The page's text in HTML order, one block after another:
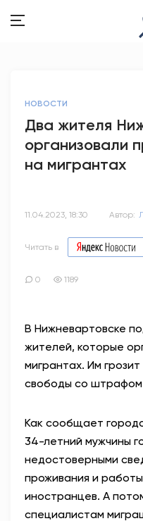
НОВОСТИ
Два жителя
организовали
на мигрантах
11.04.2023, 18:30 Автор:
Читать в
0 1189
В Нижневартовске
жителей, которые
мигрантах. Им
свободы со штрафом
Как сообщает
34-летний мужчины
недостоверными
проживания и
иностранцев. А
специалистам